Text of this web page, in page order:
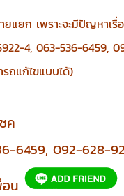
แยก เพราะจะมีปัญหาเรื่
4, 063-536-6459,
ถแก้ไขแบบได้)
ค
6459, 092-628-
น